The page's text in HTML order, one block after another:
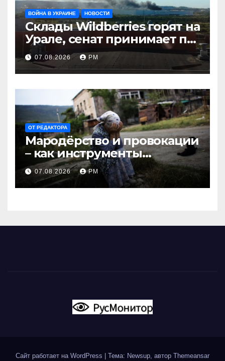
ВОЙНА В УКРАИНЕ НОВОСТИ
Склады Wildberries горят на
Урале, сенат принимает по
Грэму закон
07.08.2026 РМ
ОТ РЕДАКТОРА
Мародёрство и провокации
– как инструменты
современной политики
России
07.08.2026 РМ
Сайт работает на WordPress Тема: Newsup, автор Themeansar